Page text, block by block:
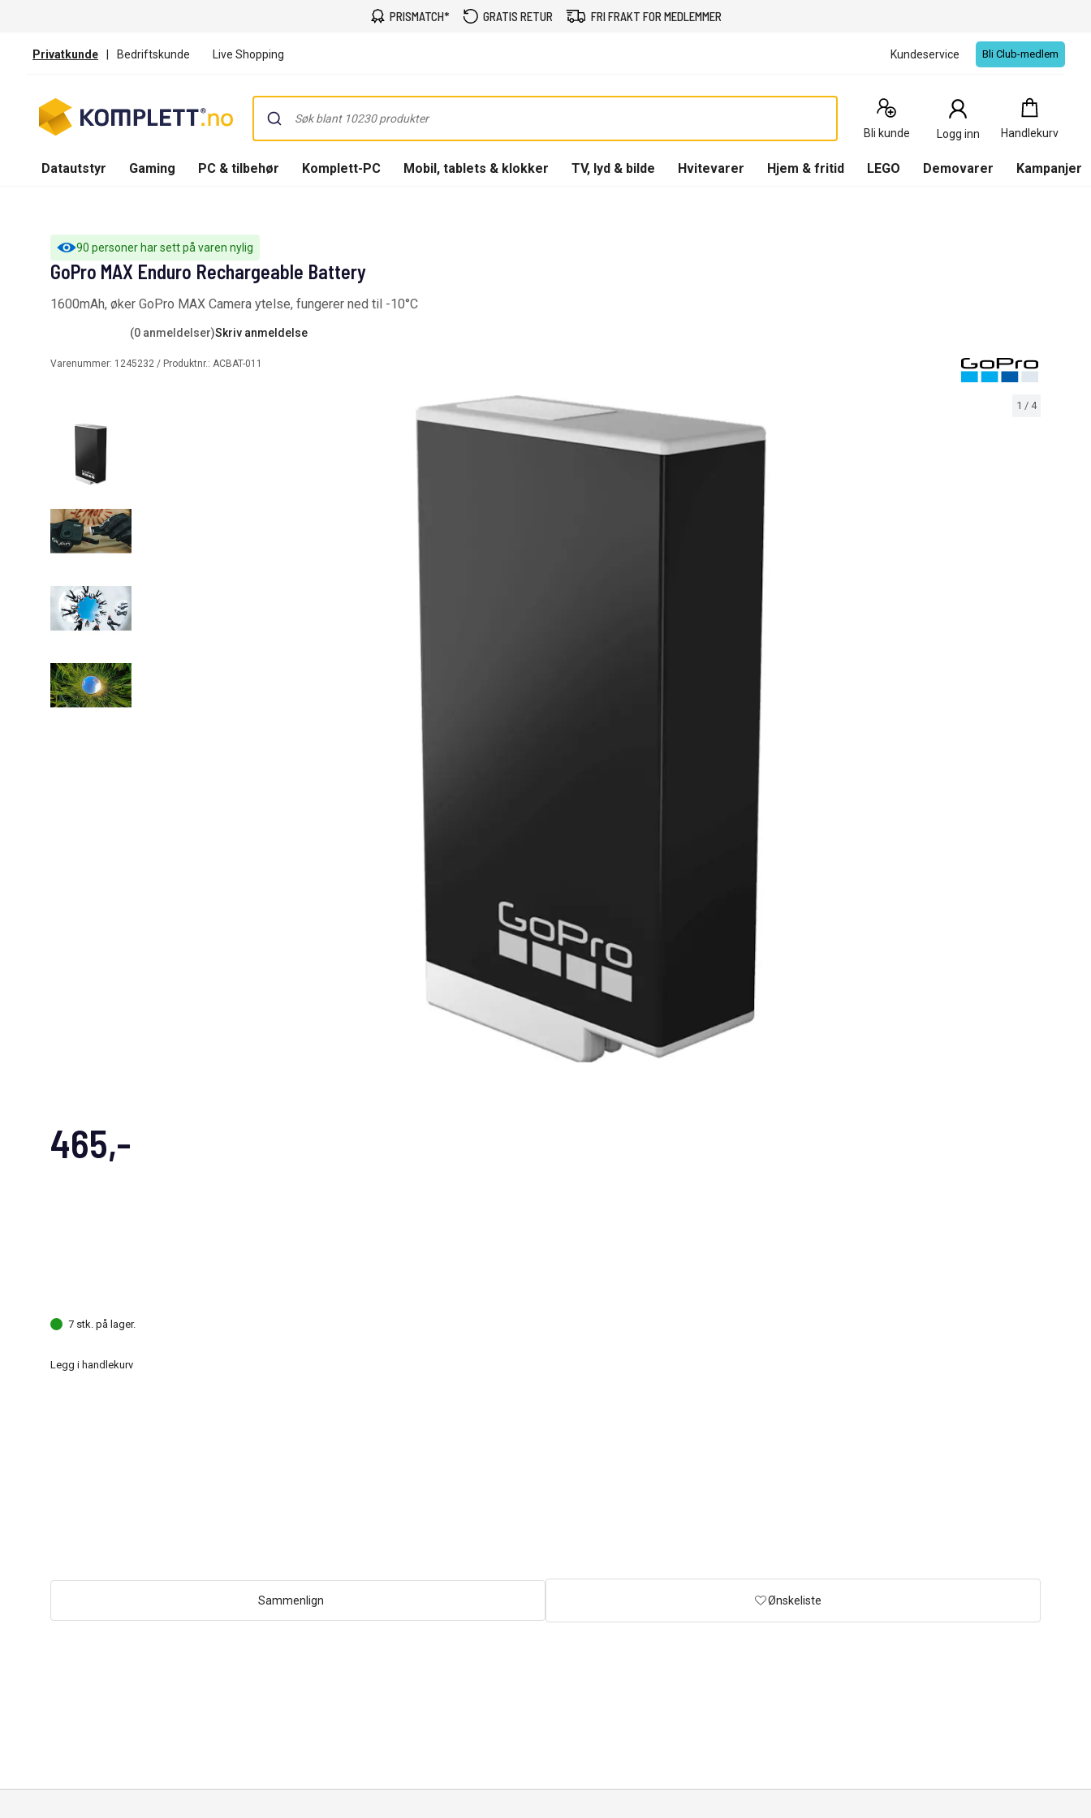
PRISMATCH* GRATIS RETUR FRI FRAKT FOR MEDLEMMER
Privatkunde | Bedriftskunde Live Shopping Kundeservice Bli Club-medlem
Bli kunde Logg inn Handlekurv
Handlekurv
0
Produkter
Datautstyr Gaming PC & tilbehør Komplett-PC Mobil, tablets & klokker TV, lyd & bilde Hvitevarer Hjem & fritid LEGO Demovarer Kampanjer
90 personer har sett på varen nylig
1 / 4
GoPro MAX Enduro Rechargeable Battery
1600mAh, øker GoPro MAX Camera ytelse, fungerer ned til -10°C
(0 anmeldelser)Skriv anmeldelse
Varenummer: 1245232 / Produktnr.: ACBAT-011
465,-
7 stk. på lager.
Legg i handlekurv
Sammenlign Ønskeliste